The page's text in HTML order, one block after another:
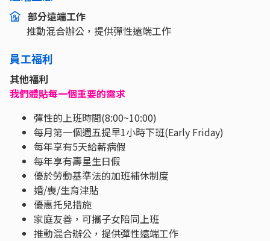
部分遠端工作
推動混合辦公，提供彈性遠端工作
員工福利
其他福利
我們體貼每一個重要的需求
彈性的上班時間(8:00~10:00)
每月第一個週五提早1小時下班(Early Friday)
每年享有5天給薪病假
每年享有壽星生日假
優於勞動基準法的加班補休制度
婚/喪/生育津貼
優惠托兒措施
家庭友善，可攜子女陪同上班
推動混合辦公，提供彈性遠端工作